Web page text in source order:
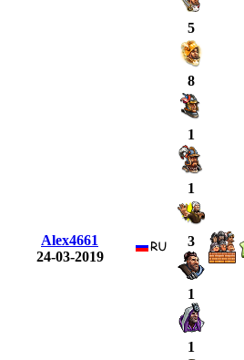
Alex4661
24-03-2019
5
8
1
1
3
1
1